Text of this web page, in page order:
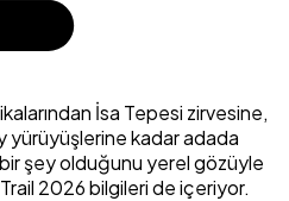
İsa Tepesi zirvesine,
yürüyüşlerine kadar adada
şey olduğunu yerel gözüyle
2026 bilgileri de içeriyor.